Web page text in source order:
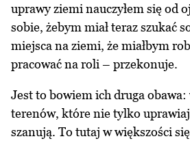
uprawy ziemi nauczyłem się od
sobie, żebym miał teraz szukać
miejsca na ziemi, że miałbym
pracować na roli – przekonuje.
Jest to bowiem ich druga
terenów, które nie tylko
szanują. To tutaj w większości